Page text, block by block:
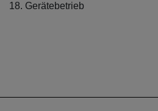
18. Gerätebetrieb